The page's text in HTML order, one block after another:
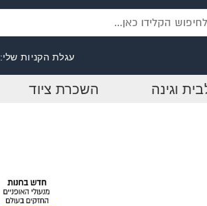
עגלת הקניות שלי:
וגינה השכרת ציוד